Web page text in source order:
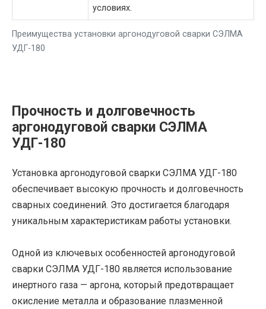
Преимущества установки аргонодуговой сварки СЭЛМА
УДГ-180
условиях.
Прочность и долговечность
аргонодуговой сварки СЭЛМА
УДГ-180
Установка аргонодуговой сварки СЭЛМА УДГ-180
обеспечивает высокую прочность и долговечность
сварных соединений. Это достигается благодаря
уникальным характеристикам работы установки.
Одной из ключевых особенностей аргонодуговой
сварки СЭЛМА УДГ-180 является использование
инертного газа — аргона, который предотвращает
окисление металла и образование плазменной